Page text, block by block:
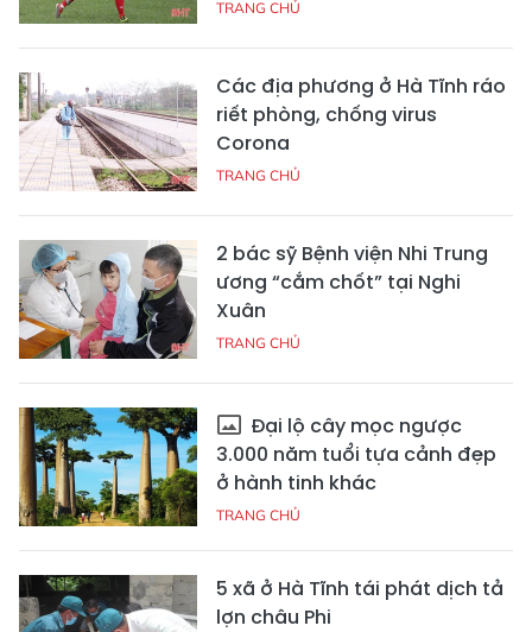
TRANG CHỦ
Các địa phương ở Hà Tĩnh ráo
riết phòng, chống virus
Corona
TRANG CHỦ
2 bác sỹ Bệnh viện Nhi Trung
ương “cắm chốt” tại Nghi
Xuân
TRANG CHỦ
Đại lộ cây mọc ngược
3.000 năm tuổi tựa cảnh đẹp
ở hành tinh khác
TRANG CHỦ
5 xã ở Hà Tĩnh tái phát dịch tả
lợn châu Phi